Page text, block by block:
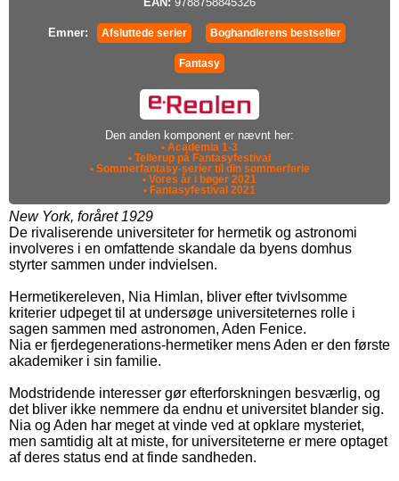
Emner: Afsluttede serier Boghandlerens bestseller
Fantasy
Den anden komponent er nævnt her:
• Academia 1-3
• Tellerup på Fantasyfestival
• Sommerfantasy-serier til din sommerferie
• Vores år i bøger 2021
• Fantasyfestival 2021
New York, foråret 1929
De rivaliserende universiteter for hermetik og astronomi
involveres i en omfattende skandale da byens domhus
styrter sammen under indvielsen.
Hermetikereleven, Nia Himlan, bliver efter tvivlsomme
kriterier udpeget til at undersøge universiteternes rolle i
sagen sammen med astronomen, Aden Fenice.
Nia er fjerdegenerations-hermetiker mens Aden er den første
akademiker i sin familie.
Modstridende interesser gør efterforskningen besværlig, og
det bliver ikke nemmere da endnu et universitet blander sig.
Nia og Aden har meget at vinde ved at opklare mysteriet,
men samtidig alt at miste, for universiteterne er mere optaget
af deres status end at finde sandheden.